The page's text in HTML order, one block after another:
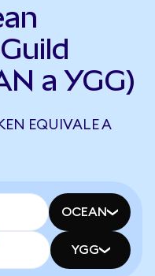
a YGG)
EQUIVALE A
OCEAN
YGG